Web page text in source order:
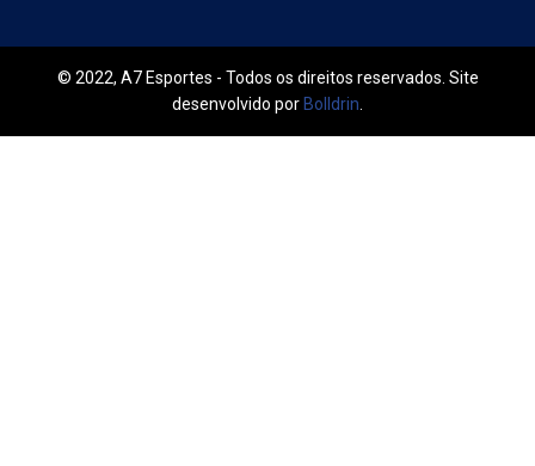
© 2022, A7 Esportes - Todos os direitos reservados. Site
desenvolvido por Bolldrin.